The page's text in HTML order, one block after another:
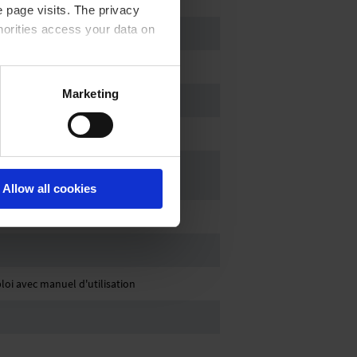
page visits. The privacy
access your data on
statement.
Marketing
Allow all cookies
avec manuel d'utilisation